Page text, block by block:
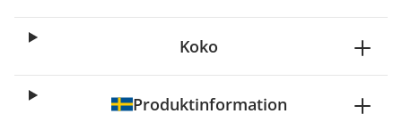
Koko
Produktinformation